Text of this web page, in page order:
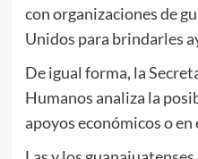
con organizaciones de
Unidos para brindarles
De igual forma, la
Humanos analiza la
apoyos económicos o en